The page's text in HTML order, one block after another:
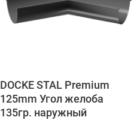
DOCKE STAL Premium
125mm Угол желоба
135гр. наружный